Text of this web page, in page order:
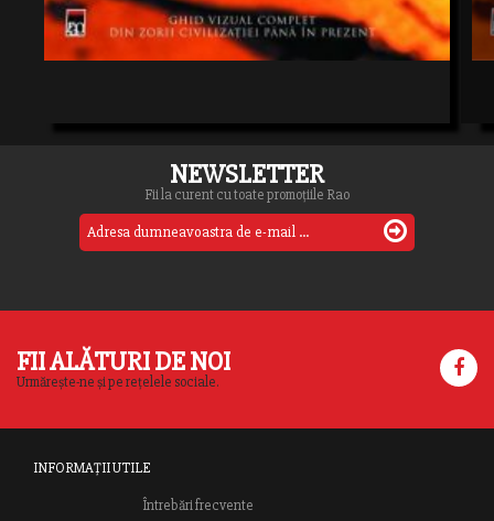
NEWSLETTER
Fii la curent cu toate promoțiile Rao
FII ALĂTURI DE NOI
Urmărește-ne și pe rețelele sociale.
INFORMAȚII UTILE
Întrebări frecvente